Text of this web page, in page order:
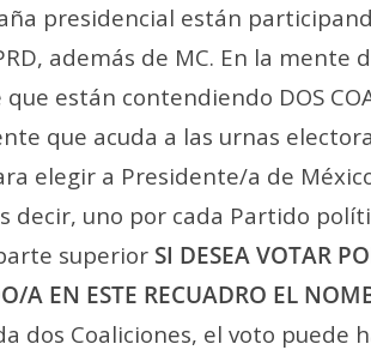
presidencial están
además de MC. En la mente
están contendiendo DOS
que acuda a las urnas
elegir a Presidente/a de
decir, uno por cada Partido
superior SI DESEA VOTAR
A EN ESTE RECUADRO EL
dos Coaliciones, el voto puede